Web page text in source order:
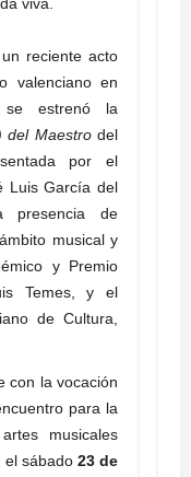
viva.
reciente acto
valenciano en
se estrenó la
del Maestrodel
por el
Luis García del
de
musical y
y Premio
Temes, y el
de Cultura,
con la vocación
para la
musicales
el sábado 23 de